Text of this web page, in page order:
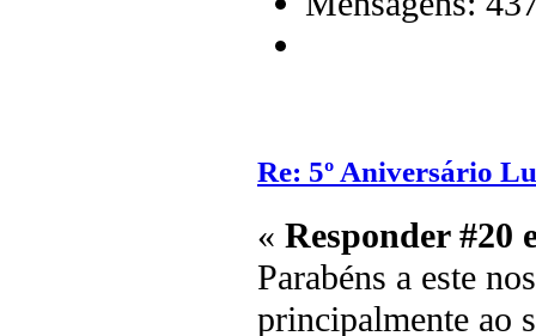
Re: 5º Aniversário
« Responder #20
Parabéns a este
principalmente ao